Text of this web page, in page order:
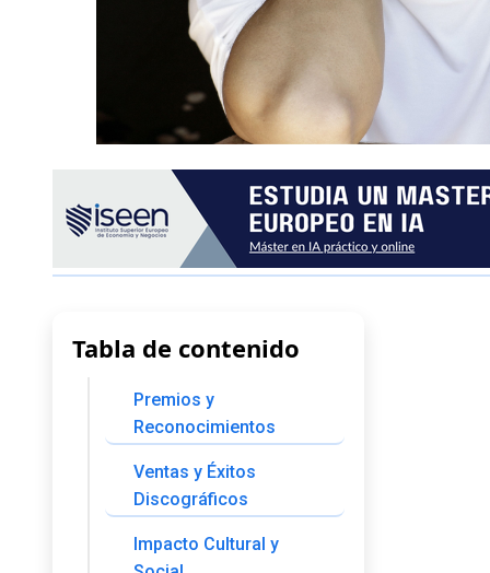
Tabla de contenido
Premios y
Reconocimientos
Ventas y Éxitos
Discográficos
Impacto Cultural y